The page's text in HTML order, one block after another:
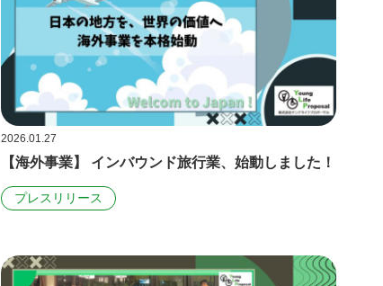
2026.01.27
【海外事業】 インバウンド旅行業、始動しました！
プレスリリース